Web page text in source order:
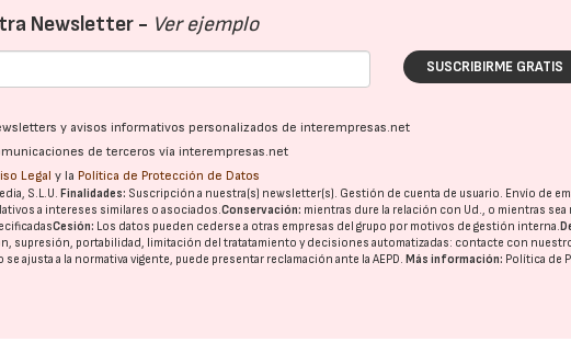
Newsletter - Ver ejemplo
SUSCRIBIRME GRATIS
y avisos informativos personalizados de interempresas.net
de terceros vía interempresas.net
Legal y la Política de Protección de Datos
S.L.U. Finalidades: Suscripción a nuestra(s) newsletter(s). Gestión de cuenta de usuario. Envío de
a intereses similares o asociados.Conservación: mientras dure la relación con Ud., o mientras sea
Cesión: Los datos pueden cederse a otras empresas del grupo por motivos de gestión interna.
supresión, portabilidad, limitación del tratatamiento y decisiones automatizadas: contacte con nuestro
ajusta a la normativa vigente, puede presentar reclamación ante laAEPD. Más información: Política de